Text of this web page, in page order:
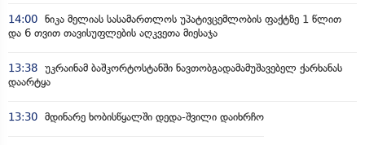
14:00 ნიკა მელიას სასამართლოს უპატივცემლობის ფაქტზე 1 წლით
და 6 თვით თავისუფლების აღკვეთა მიესაჯა
13:38 უკრაინამ ბაშკორტოსტანში ნავთობგადამამუშავებელ ქარხანას
დაარტყა
13:30 მდინარე ხობისწყალში დედა-შვილი დაიხრჩო